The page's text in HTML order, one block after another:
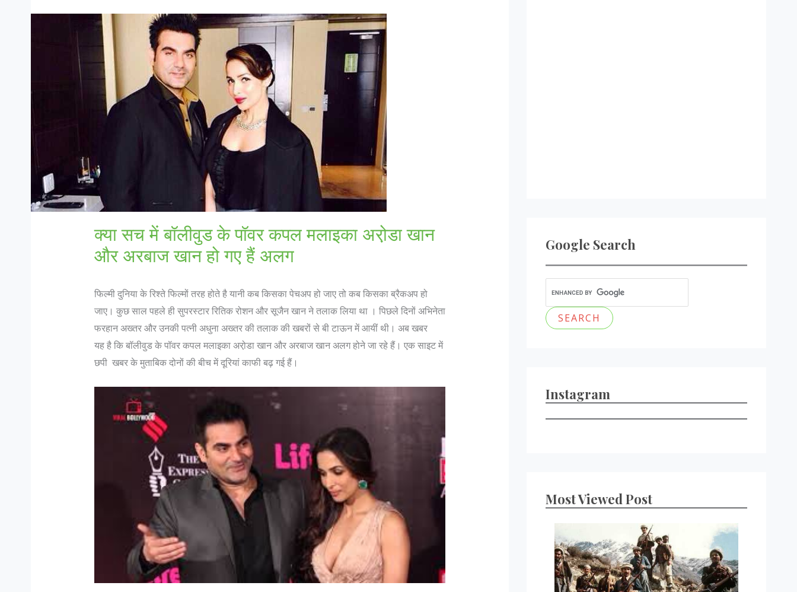
क्या सच में बॉलीवुड के पॉवर कपल मलाइका अरो़डा खान
और अरबाज खान हो गए हैं अलग
फिल्मी दुनिया के रिश्ते फिल्मों तरह होते है यानी कब किसका पेचअप हो जाए तो कब किसका ब्रैकअप हो
जाए। कुछ साल पहले ही सुपरस्टार रितिक रोशन और सूजैन खान ने तलाक लिया था । पिछले दिनों अभिनेता
फरहान अख्तर और उनकी पत्नी अधुना अख्तर की तलाक की खबरों से बी टाऊन में आयीं थी। अब खबर
यह है कि बॉलीवुड के पॉवर कपल मलाइका अरो़डा खान और अरबाज खान अलग होने जा रहे हैं। एक साइट में
छपी खबर के मुताबिक दोनों की बीच में दूरियां काफी बढ़ गई हैं।
Google Search
Instagram
Most Viewed Post